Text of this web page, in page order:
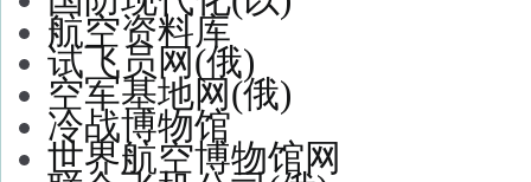
航空资料库
试飞员网(俄)
空军基地网(俄)
冷战博物馆
世界航空博物馆网